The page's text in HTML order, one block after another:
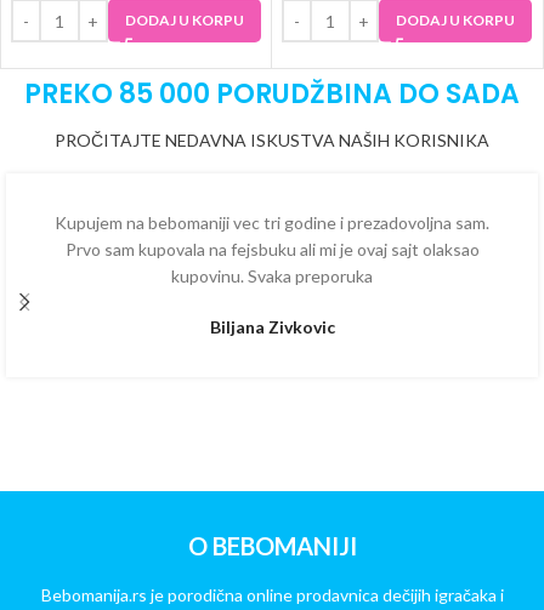
DODAJ U KORPU DODAJ U KORPU
PREKO 85 000 PORUDŽBINA DO SADA
PROČITAJTE NEDAVNA ISKUSTVA NAŠIH KORISNIKA
Kupujem na bebomaniji vec tri godine i prezadovoljna sam.
Prvo sam kupovala na fejsbuku ali mi je ovaj sajt olaksao
kupovinu. Svaka preporuka
Biljana Zivkovic
O BEBOMANIJI
Bebomanija.rs je porodična online prodavnica dečijih igračaka i